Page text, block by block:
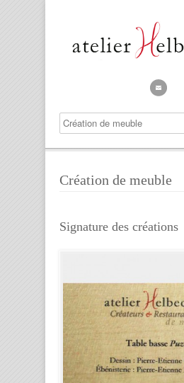
Création de meuble
Signature des créations